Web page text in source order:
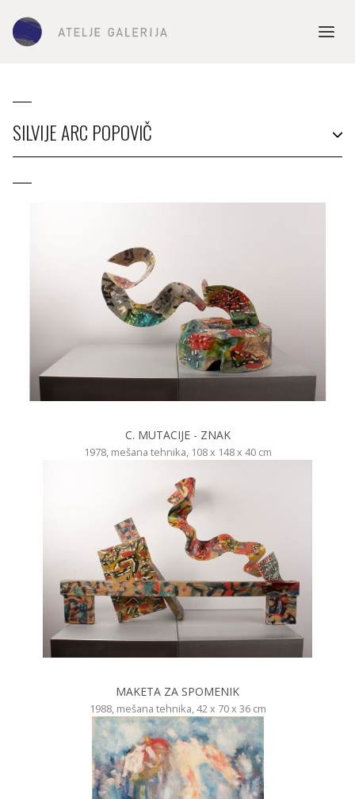
SILVIJE ARC POPOVIČ
C. MUTACIJE - ZNAK
1978, mešana tehnika, 108 x 148 x 40 cm
MAKETA ZA SPOMENIK
1988, mešana tehnika, 42 x 70 x 36 cm